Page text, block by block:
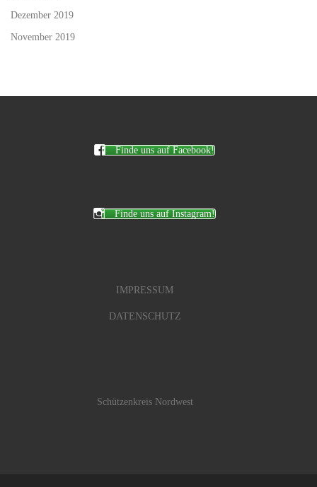
Dezember 2019
November 2019
Finde uns auf Facebook!
Finde uns auf Instagram!
IMPRESSUM
DATENSCHUTZ
Schützenkreis Nordwest